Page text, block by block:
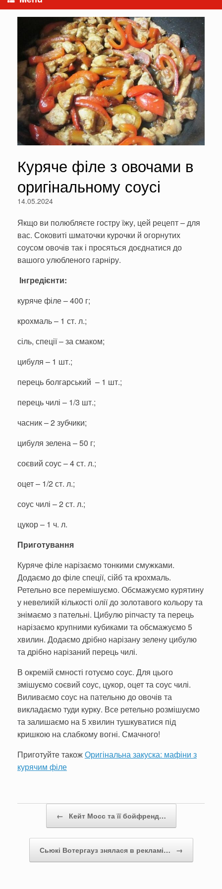
Куряче філе з овочами в
оригінальному соусі
14.05.2024
Якщо ви полюбляєте гостру їжу, цей рецепт – для
вас. Соковиті шматочки курочки й огорнутих
соусом овочів так і просяться доєднатися до
вашого улюбленого гарніру.
Інгредієнти:
куряче філе – 400 г;
крохмаль – 1 ст. л.;
сіль, спеції – за смаком;
цибуля – 1 шт.;
перець болгарський – 1 шт.;
перець чилі – 1/3 шт.;
часник – 2 зубчики;
цибуля зелена – 50 г;
соєвий соус – 4 ст. л.;
оцет – 1/2 ст. л.;
соус чилі – 2 ст. л.;
цукор – 1 ч. л.
Приготування
Куряче філе нарізаємо тонкими смужками.
Додаємо до філе спеції, сійб та крохмаль.
Ретельно все перемішуємо. Обсмажуємо курятину
у невеликій кількості олії до золотавого кольору та
знімаємо з пательні. Цибулю ріпчасту та перець
нарізаємо крупними кубиками та обсмажуємо 5
хвилин. Додаємо дрібно нарізану зелену цибулю
та дрібно нарізаний перець чилі.
В окремій ємності готуємо соус. Для цього
змішуємо соєвий соус, цукор, оцет та соус чилі.
Виливаємо соус на пательню до овочів та
викладаємо туди курку. Все ретельно розмішуємо
та залишаємо на 5 хвилин тушкуватися під
кришкою на слабкому вогні. Смачного!
Приготуйте такожОригінальна закуска: мафіни з
курячим філе
← Кейт Мосс та її бойфренд…
Сьюкі Вотергауз знялася в рекламі… →